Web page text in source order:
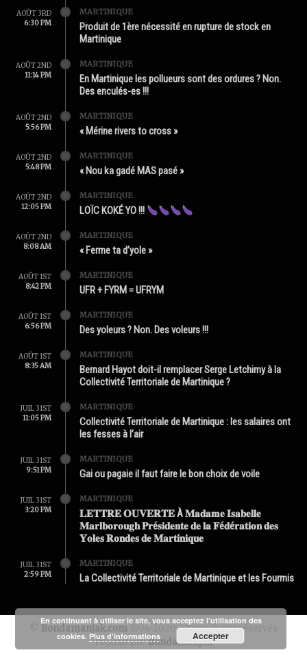
AOÛT 3RD
6:30 PM
MARTINIQUE
Produit de 1ère nécessité en rupture de stock en
Martinique
AOÛT 2ND
11:14 PM
MARTINIQUE
En Martinique les pollueurs sont des ordures ? Non.
Des enculés-es !!!
AOÛT 2ND
5:56 PM
MARTINIQUE
« Mérine rivers to cross »
AOÛT 2ND
5:48 PM
MARTINIQUE
« Nou ka gadé MAS pasé »
AOÛT 2ND
12:05 PM
MARTINIQUE
LOÏC KOKÉ YO !!!
AOÛT 2ND
8:08 AM
MARTINIQUE
« Ferme ta d’yole »
AOÛT 1ST
8:42 PM
MARTINIQUE
UFR + FYRM = UFRYM
AOÛT 1ST
6:56 PM
MARTINIQUE
Des yoleurs ? Non. Des voleurs !!!
AOÛT 1ST
8:35 AM
MARTINIQUE
Bernard Hayot doit-il remplacer Serge Letchimy à la
Collectivité Territoriale de Martinique ?
JUIL 31ST
11:05 PM
MARTINIQUE
Collectivité Territoriale de Martinique : les salaires ont
les fesses à l’air
JUIL 31ST
9:51 PM
MARTINIQUE
Gai ou pagaie il faut faire le bon choix de voile
JUIL 31ST
3:20 PM
MARTINIQUE
𝐋𝐄𝐓𝐓𝐑𝐄 𝐎𝐔𝐕𝐄𝐑𝐓𝐄 À 𝐌𝐚𝐝𝐚𝐦𝐞 𝐈𝐬𝐚𝐛𝐞𝐥𝐥𝐞
𝐌𝐚𝐫𝐥𝐛𝐨𝐫𝐨𝐮𝐠𝐡 𝐏𝐫é𝐬𝐢𝐝𝐞𝐧𝐭𝐞 𝐝𝐞 𝐥𝐚 𝐅é𝐝é𝐫𝐚𝐭𝐢𝐨𝐧 𝐝𝐞𝐬
𝐘𝐨𝐥𝐞𝐬 𝐑𝐨𝐧𝐝𝐞𝐬 𝐝𝐞 𝐌𝐚𝐫𝐭𝐢𝐧𝐢𝐪𝐮𝐞
JUIL 31ST
2:59 PM
MARTINIQUE
La Collectivité Territoriale de Martinique et les Fourmis
Bondamanjak.com 1994-2020 - Tous droits réservés
Produit parBondamanjak
En continuant à utiliser le site, vous acceptez l’utilisation des
cookies. Plus d’informations Accepter